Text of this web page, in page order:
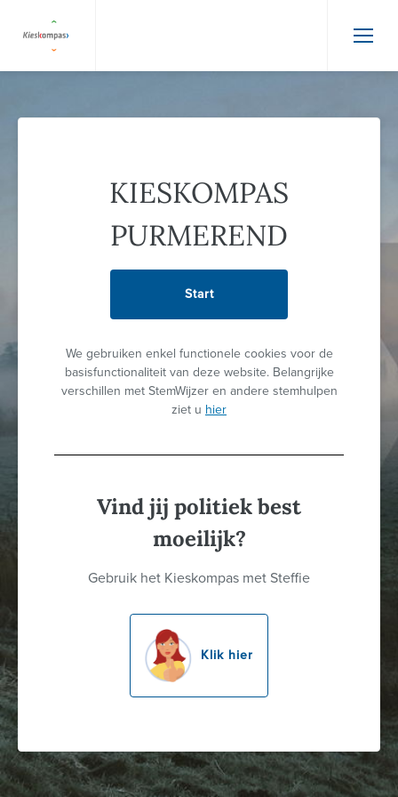
KIESKOMPAS
PURMEREND
Start
We gebruiken enkel functionele cookies voor de
basisfunctionaliteit van deze website. Belangrijke
verschillen met StemWijzer en andere stemhulpen
ziet u hier
Vind jij politiek best
moeilijk?
Gebruik het Kieskompas met Steffie
Klik hier